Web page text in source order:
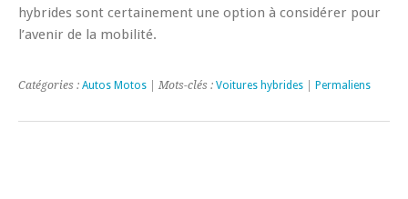
hybrides sont certainement une option à considérer pour
l’avenir de la mobilité.
Catégories : Autos Motos | Mots-clés : Voitures hybrides Permaliens